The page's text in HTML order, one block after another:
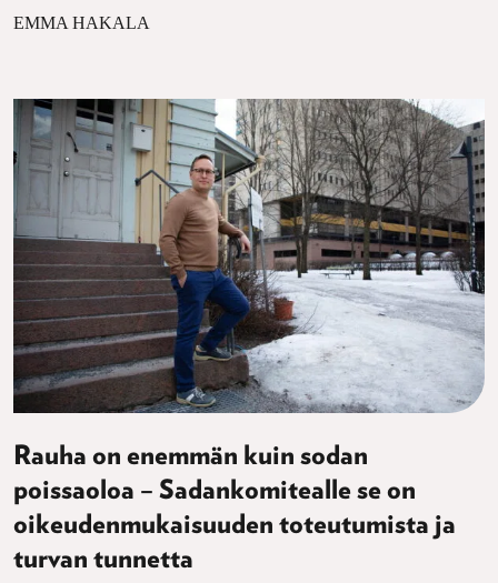
EMMA HAKALA
Rauha on enemmän kuin sodan
poissaoloa – Sadankomitealle se on
oikeudenmukaisuuden toteutumista ja
turvan tunnetta